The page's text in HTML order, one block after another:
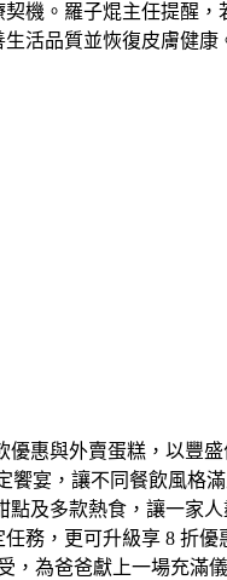
機。羅子焜主任提醒
活品質並恢復皮膚健康
惠與外賣蛋糕，以豐
宴，讓不同餐飲風格
及多款熱食，讓一家
務，更可升級享 8 折
為爸爸獻上一場充滿